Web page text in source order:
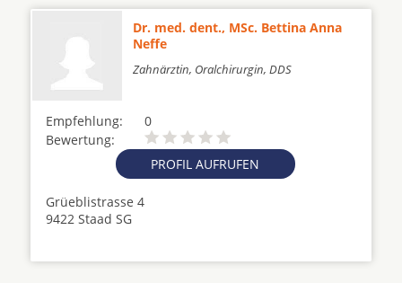
Dr. med. dent., MSc. Bettina Anna
Neffe
Zahnärztin, Oralchirurgin, DDS
Empfehlung:
0
Bewertung:
PROFIL AUFRUFEN
Grüeblistrasse 4
9422 Staad SG